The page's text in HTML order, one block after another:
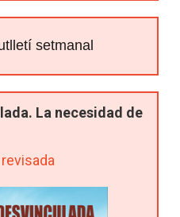
setmanal
La necesidad de